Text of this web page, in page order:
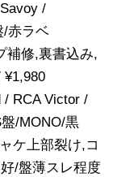
/
/赤ラベ
補修,裏書込み,
¥1,980
/ RCA Victor /
/MONO/黒
ケ上部裂け,コ
/盤薄スレ程度